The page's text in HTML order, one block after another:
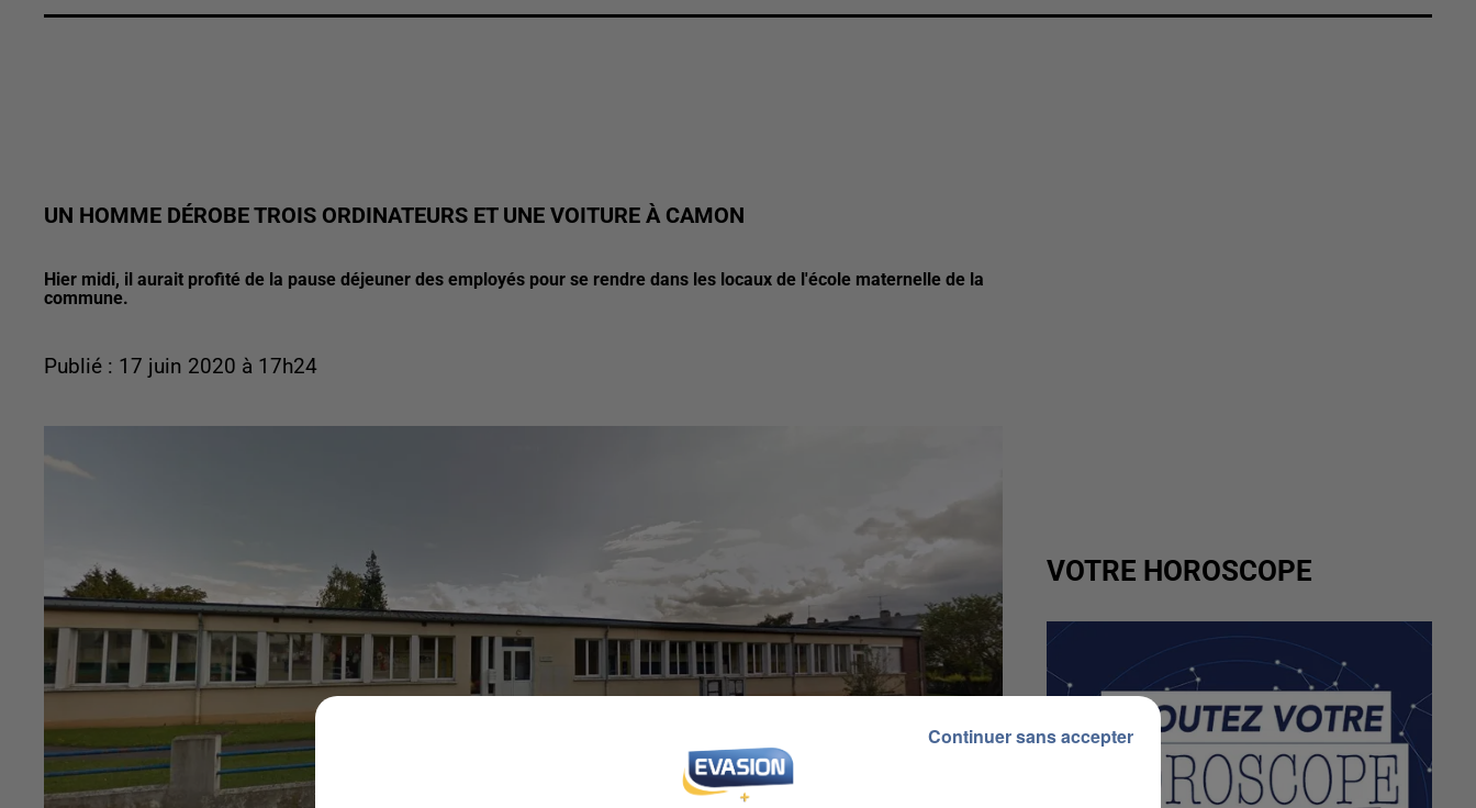
UN HOMME DÉROBE TROIS ORDINATEURS ET UNE VOITURE À CAMON
Hier midi, il aurait profité de la pause déjeuner des employés pour se rendre dans les locaux de l'école maternelle de la
commune.
Publié : 17 juin 2020 à 17h24
VOTRE HOROSCOPE
Continuer sans accepter